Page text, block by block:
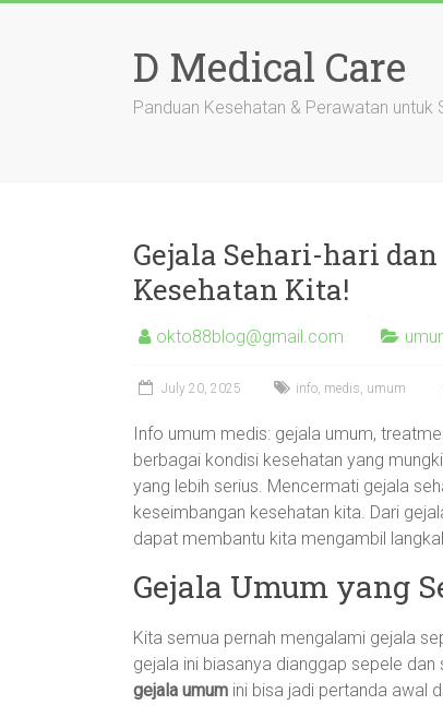
D Medical Care
Panduan Kesehatan & Perawatan untuk
Gejala Sehari-hari
Kesehatan Kita!
okto88blog@gmail.com
July 20, 2025 info, medis, umum
Info umum medis: gejala umum,
berbagai kondisi kesehatan yang
yang lebih serius. Mencermati gejala
keseimbangan kesehatan kita. Dari
dapat membantu kita mengambil
Gejala Umum yang
Kita semua pernah mengalami gejala
gejala ini biasanya dianggap sepele
gejala umum ini bisa jadi pertanda awal